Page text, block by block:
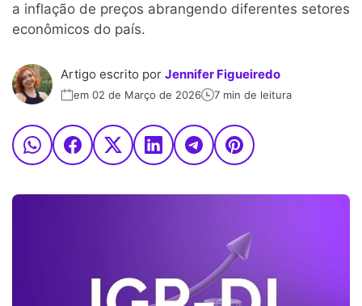
a inflação de preços abrangendo diferentes setores
econômicos do país.
Artigo escrito por Jennifer Figueiredo
em 02 de Março de 2026 7 min de leitura